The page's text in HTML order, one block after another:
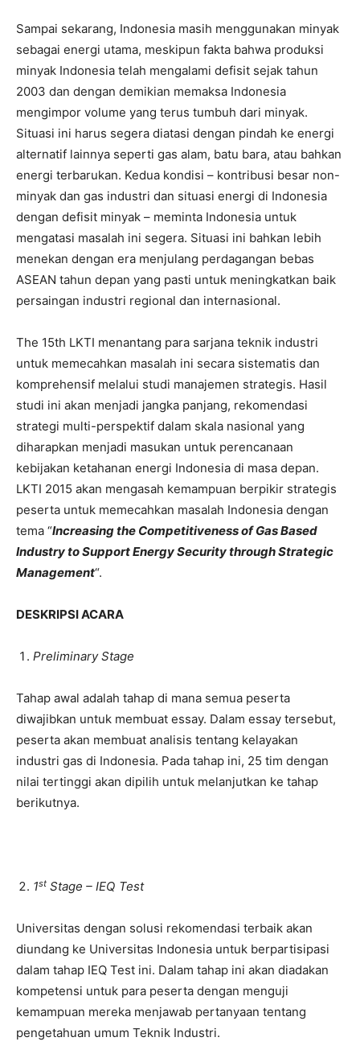
Sampai sekarang, Indonesia masih menggunakan minyak
sebagai energi utama, meskipun fakta bahwa produksi
minyak Indonesia telah mengalami defisit sejak tahun
2003 dan dengan demikian memaksa Indonesia
mengimpor volume yang terus tumbuh dari minyak.
Situasi ini harus segera diatasi dengan pindah ke energi
alternatif lainnya seperti gas alam, batu bara, atau bahkan
energi terbarukan. Kedua kondisi – kontribusi besar non-
minyak dan gas industri dan situasi energi di Indonesia
dengan defisit minyak – meminta Indonesia untuk
mengatasi masalah ini segera. Situasi ini bahkan lebih
menekan dengan era menjulang perdagangan bebas
ASEAN tahun depan yang pasti untuk meningkatkan baik
persaingan industri regional dan internasional.
The 15th LKTI menantang para sarjana teknik industri
untuk memecahkan masalah ini secara sistematis dan
komprehensif melalui studi manajemen strategis. Hasil
studi ini akan menjadi jangka panjang, rekomendasi
strategi multi-perspektif dalam skala nasional yang
diharapkan menjadi masukan untuk perencanaan
kebijakan ketahanan energi Indonesia di masa depan.
LKTI 2015 akan mengasah kemampuan berpikir strategis
peserta untuk memecahkan masalah Indonesia dengan
tema “Increasing the Competitiveness of Gas Based
Industry to Support Energy Security through Strategic
Management“.
DESKRIPSI ACARA
Preliminary Stage
Tahap awal adalah tahap di mana semua peserta
diwajibkan untuk membuat essay. Dalam essay tersebut,
peserta akan membuat analisis tentang kelayakan
industri gas di Indonesia. Pada tahap ini, 25 tim dengan
nilai tertinggi akan dipilih untuk melanjutkan ke tahap
berikutnya.
1st Stage – IEQ Test
Universitas dengan solusi rekomendasi terbaik akan
diundang ke Universitas Indonesia untuk berpartisipasi
dalam tahap IEQ Test ini. Dalam tahap ini akan diadakan
kompetensi untuk para peserta dengan menguji
kemampuan mereka menjawab pertanyaan tentang
pengetahuan umum Teknik Industri.